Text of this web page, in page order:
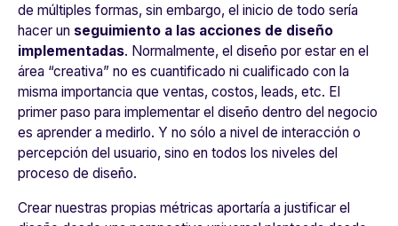
de múltiples formas, sin embargo, el inicio de todo sería
hacer un seguimiento a las acciones de diseño
implementadas. Normalmente, el diseño por estar en el
área “creativa” no es cuantificado ni cualificado con la
misma importancia que ventas, costos, leads, etc. El
primer paso para implementar el diseño dentro del negocio
es aprender a medirlo. Y no sólo a nivel de interacción o
percepción del usuario, sino en todos los niveles del
proceso de diseño.
Crear nuestras propias métricas aportaría a justificar el